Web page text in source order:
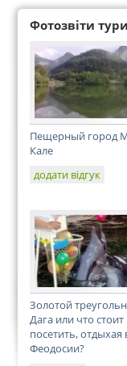
Фотозвіти
Пещерный город
Кале
додати відгук
Золотой
Дага или что стоит
посетить, отдыхая
Феодосии?